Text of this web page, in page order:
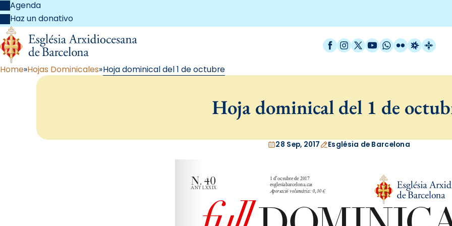
Agenda
Haz un donativo
Facebook
Instagram
X / Twitter
YouTube
WhatsApp
FlickrRadio
Home Hojas Dominicales Hoja dominical del 1 de octubre
Hoja dominical del 1 de
28 Sep, 2017 Església de Barcelona